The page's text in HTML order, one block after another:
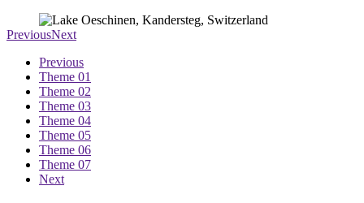
PreviousNext
Previous
Theme 01
Theme 02
Theme 03
Theme 04
Theme 05
Theme 06
Theme 07
Next